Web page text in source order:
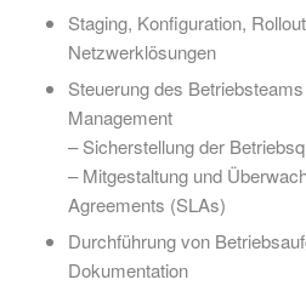
Staging, Konfiguration,
Netzwerklösungen
Steuerung des
Management
– Sicherstellung der
– Mitgestaltung und
Agreements (SLAs)
Durchführung von
Dokumentation